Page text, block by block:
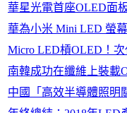
華星光電首座OLED面
華為小米 Mini LED 螢
Micro LED槓OLED！
南韓成功在纖維上裝載
中國「高效半導體照明